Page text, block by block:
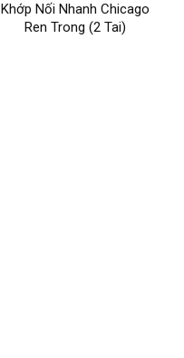
Khớp Nối Nhanh Chicago
Ren Trong (2 Tai)